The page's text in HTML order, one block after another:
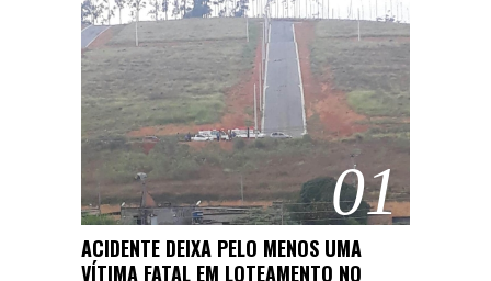
01
ACIDENTE DEIXA PELO MENOS UMA
VÍTIMA FATAL EM LOTEAMENTO NO